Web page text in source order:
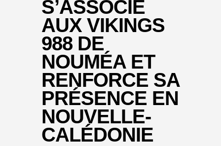
Nos équipes
Fan Zone
RCT Engagé
S’ASSOCIE
AUX VIKINGS
988 DE
NOUMÉA ET
RENFORCE SA
PRÉSENCE EN
NOUVELLE-
CALÉDONIE